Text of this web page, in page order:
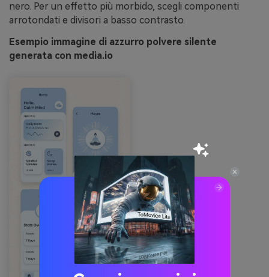
nero. Per un effetto più morbido, scegli componenti
arrotondati e divisori a basso contrasto.
Esempio immagine di azzurro polvere silente
generata con media.io